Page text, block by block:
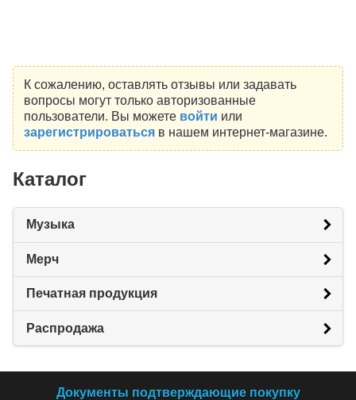
К сожалению, оставлять отзывы или задавать
вопросы могут только авторизованные
пользователи. Вы можете войти или
зарегистрироватьсяв нашем интернет-магазине.
Каталог
Музыка
Мерч
Печатная продукция
Распродажа
Документы подтверждающие покупку